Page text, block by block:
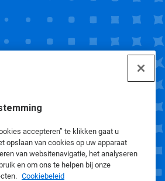
accepteren” te klikken gaat u
opslaan van cookies op uw apparaat
van websitenavigatie, het analyseren
en om ons te helpen bij onze
Cookiebeleid